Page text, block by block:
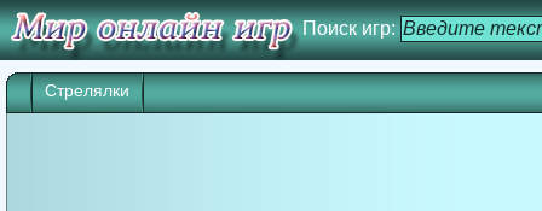
Поиск игр:
Стрелялки